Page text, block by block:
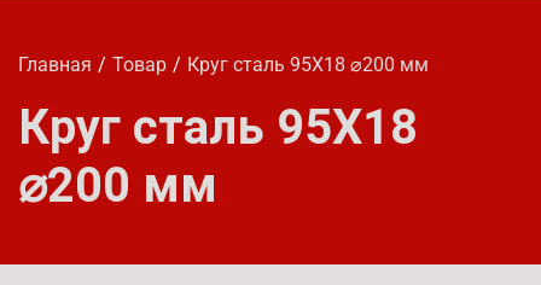
Главная Товар Круг сталь 95Х18 ⌀200 мм
Круг сталь 95Х18
⌀200 мм